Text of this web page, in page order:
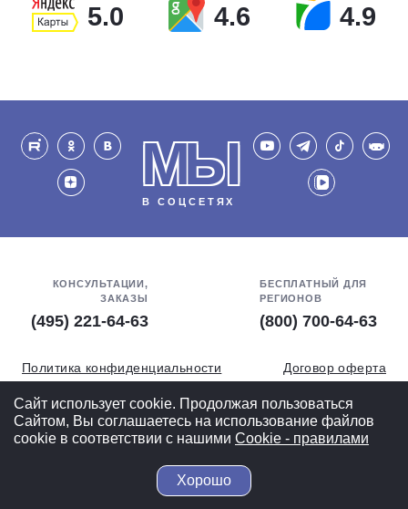
5.0 4.6 4.9
МЫ
В СОЦСЕТЯХ
КОНСУЛЬТАЦИИ,
ЗАКАЗЫ
(495) 221-64-63
БЕСПЛАТНЫЙ ДЛЯ
РЕГИОНОВ
(800) 700-64-63
Политика конфиденциальности
Договор оферта
Обработка персональных данных
СОУТ
Полная версия
© 2004-2026 ВелоСклад.ру - более 20 лет радуем Вас!
Сайт использует cookie. Продолжая пользоваться
Сайтом, Вы соглашаетесь на использование файлов
cookie в соответствии с нашими Cookiе - правилами
Хорошо